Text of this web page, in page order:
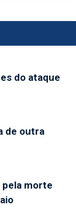
do ataque
de outra
pela morte